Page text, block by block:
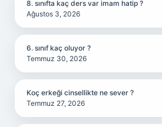
8. sınıfta kaç ders var imam hatip ?
Ağustos 3, 2026
6. sınıf kaç oluyor ?
Temmuz 30, 2026
Koç erkeği cinsellikte ne sever ?
Temmuz 27, 2026